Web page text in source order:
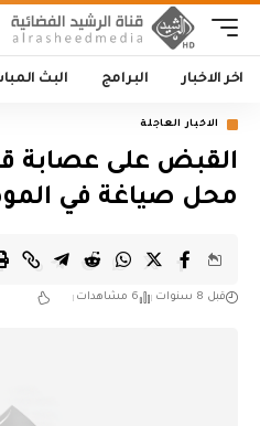
اخر الاخبار البرامج البث
الاخبار العاجلة
القبض على عصابة
محل صياغة في
قبل 8 سنوات 6 مشاهدات